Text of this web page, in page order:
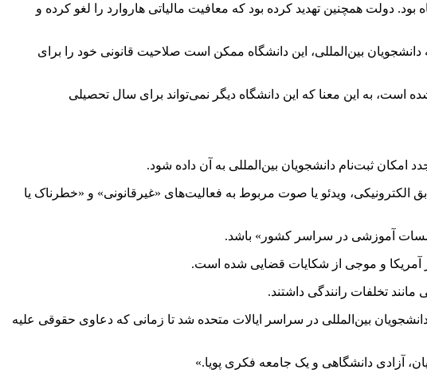
دولت همچنین تهدید کرده بود که معافیت مالیاتی هاروارد را لغو کرده و
بین‌المللی، این دانشگاه ممکن است صلاحیت قانونی خود را برای
است، به این معنا که این دانشگاه دیگر نمی‌تواند برای سال تحصیلی
الکترونیکی، ویدئو یا صوت مربوط به فعالیت‌های «غیرقانونی» و «خطرناک یا
آموزشی در سراسر کشور» باشد.
آمریکا و موجی از شکایات قضایی شده است.
تخلفات رانندگی داشتند.
بین‌المللی در سراسر ایالات متحده شد تا زمانی که دعاوی حقوقی علیه
آزادی دانشگاهی و یک جامعه فکری پویا.»